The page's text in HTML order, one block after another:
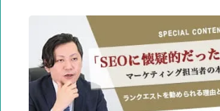
デメリットと失敗しない依頼先
の選び方を徹底解説